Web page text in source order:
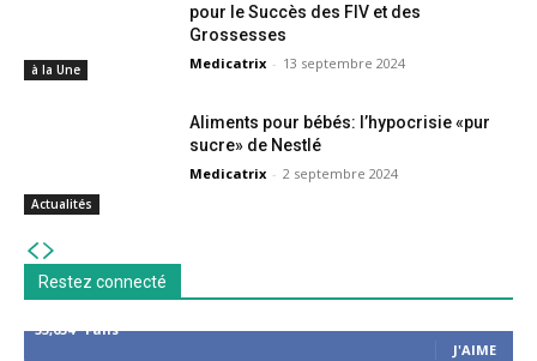
à la Une
pour le Succès des FIV et des
Grossesses
Medicatrix - 13 septembre 2024
Actualités
Aliments pour bébés: l’hypocrisie «pur
sucre» de Nestlé
Medicatrix - 2 septembre 2024
Restez connecté
53,654
Fans
J'AIME